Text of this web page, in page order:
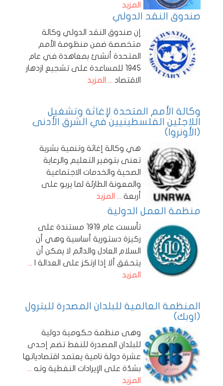
المزيد
صندوق النقد الدولي
إن صندوق النقد الدولي وكالة
متخصصة ضمن منظومة الأمم
المتحدة أنشئ بمعاهدة في عام
1945 للمساعدة على تشجيع ازدهار
الاقتصاد ... المزيد
وكالة الأمم المتحدة لإغاثة وتشغيل
اللاجئين الفلسطينيين في الشرق الأدنى
(الأونروا)
هي وكالة إغاثة وتنمية بشرية
تعنى بتوفير التعليم والرعاية
الصحية والخدمات الاجتماعية
والمعونة الطارئة لما يربو على
أربعة ... المزيد
منظمة العمل الدولية
تأسست عام 1919 مستندة على
ركيزة دستورية أساسية وهي أن
السلام العادل والدائم لا يمكن أن
يتحقق ألا إذا ارتكز على العدالة ا ...
المزيد
المنظمة العالمية للبلدان المصدرة للبترول
(اوبك)
وهى منظمة حكومية دولية
للبلدان المصدرة للنفط تضم إحدى
عشرة دولة نامية يعتمد اقتصادياتها
بشدّة على الإيرادات النفطية وته ...
المزيد